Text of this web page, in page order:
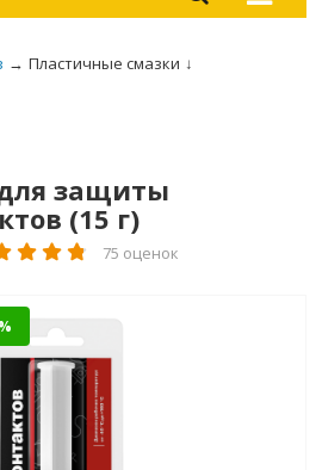
→ Пластичные смазки ↓
для защиты
(15 г)
75 оценок